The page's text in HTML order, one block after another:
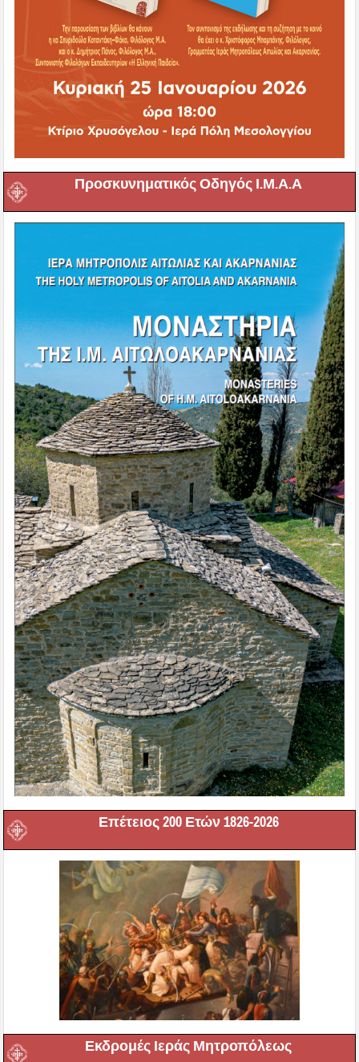
Προσκυνηματικός Οδηγός Ι.Μ.Α.Α
Επέτειος 200 Ετών 1826-2026
Εκδρομές Ιεράς Μητροπόλεως